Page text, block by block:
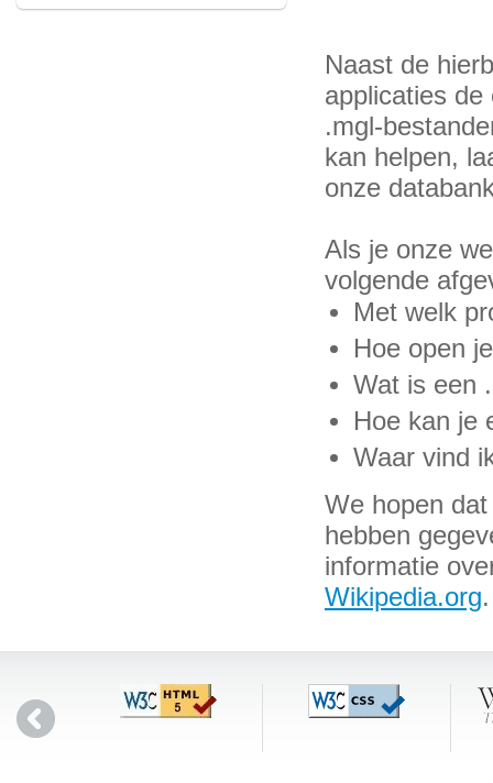
Naast de
applicaties
.mgl-
kan helpen,
onze
Als je onze
volgende
Met welk
Hoe open
Wat is een
Hoe kan je
Waar vind
We hopen
hebben
informatie
Wikipedia.org.